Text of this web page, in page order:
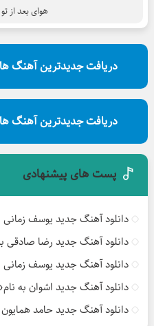
هوای بعد از
دریافت جدیدترین آهنگ
دریافت جدیدترین آهنگ
پست های پیشنهادی
دانلود آهنگ جدید یوسف زمانی
دانلود آهنگ جدید رضا صادقی
دانلود آهنگ جدید یوسف
دانلود آهنگ جدید اشوان به
دانلود آهنگ جدید حامد